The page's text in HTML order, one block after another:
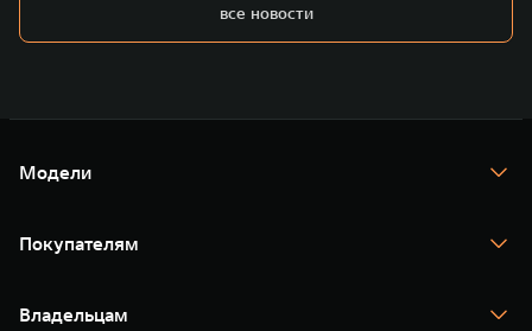
все новости
Модели
TANK 400
TANK 500
Покупателям
Тест-драйв
TANK Финансы
Владельцам